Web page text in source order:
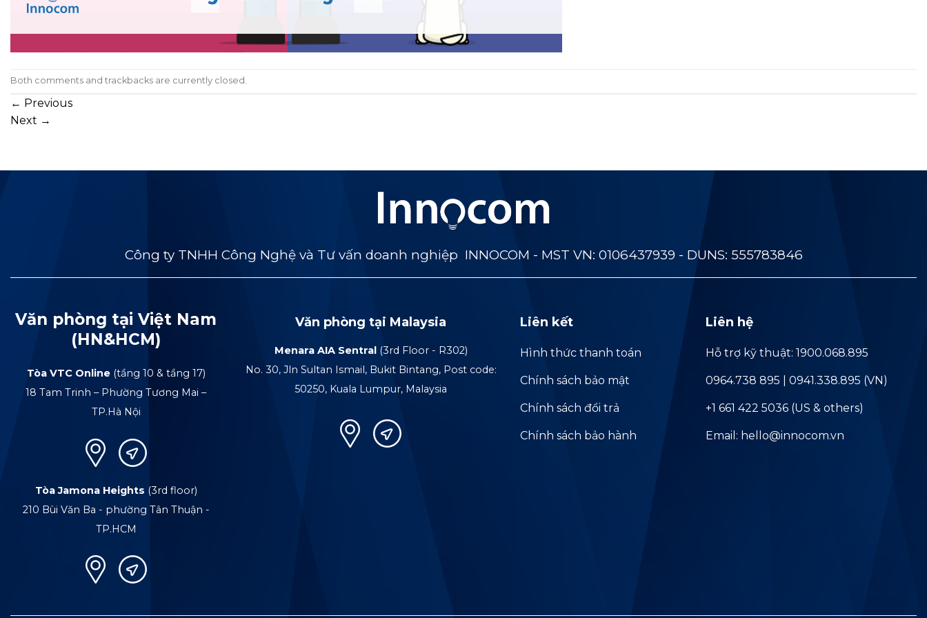
Both comments and trackbacks are currently closed.
← Previous
Next →
Công ty TNHH Công Nghệ và Tư vấn doanh nghiệp INNOCOM - MST VN: 0106437939 - DUNS: 555783846
Văn phòng tại Việt Nam
(HN&HCM)
Tòa VTC Online(tầng 10 & tầng 17)
18 Tam Trinh – Phường Tương Mai –
TP.Hà Nội
Tòa Jamona Heights (3rd floor)
210 Bùi Văn Ba - phường Tân Thuận -
TP.HCM
Văn phòng tại Malaysia
Menara AIA Sentral (3rd Floor - R302)
No. 30, Jln Sultan Ismail, Bukit Bintang, Post code:
50250, Kuala Lumpur, Malaysia
Liên kết
Hình thức thanh toán
Chính sách bảo mật
Chính sách đổi trả
Chính sách bảo hành
Liên hệ
Hỗ trợ kỹ thuật: 1900.068.895
0964.738 895 | 0941.338.895 (VN)
+1 661 422 5036 (US & others)
Email: hello@innocom.vn